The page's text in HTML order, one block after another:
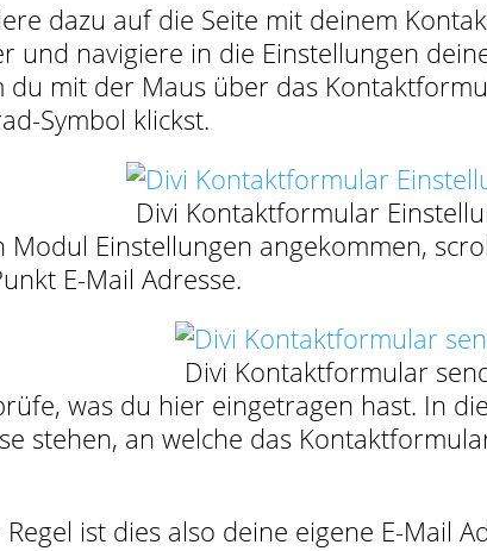
dazu auf die Seite mit deinem
und navigiere in die Einstellungen
du mit der Maus über das
Symbol klickst.
Divi Kontaktformular
Modul Einstellungen angekommen,
E-Mail Adresse.
Divi Kontaktformular
was du hier eingetragen hast. In
stehen, an welche das
ist dies also deine eigene E-Mail